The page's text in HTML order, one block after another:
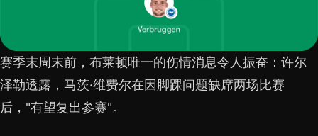
赛季末周末前，布莱顿唯一的伤情消息令人振奋：许尔
泽勒透露，马茨·维费尔在因脚踝问题缺席两场比赛
后，"有望复出参赛"。